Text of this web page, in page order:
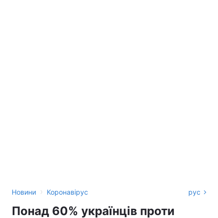
Новини › Коронавірус рус
Понад 60% українців проти